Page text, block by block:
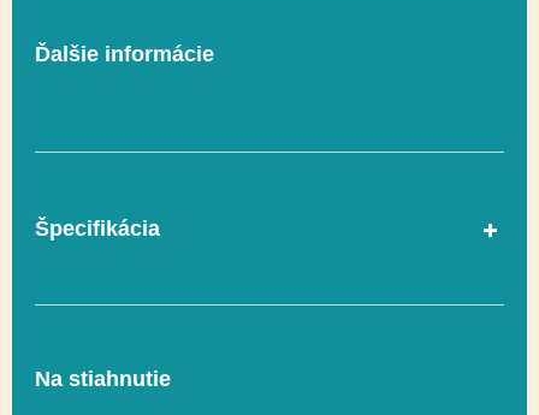
Ďalšie informácie
Špecifikácia
Fitness / Šport,
Na stiahnutie